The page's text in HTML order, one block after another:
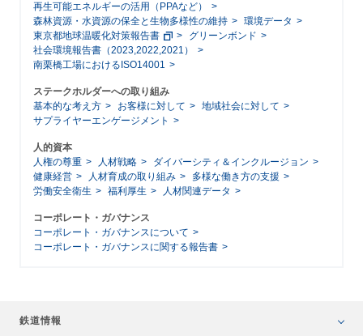
再生可能エネルギーの活用（PPAなど）
森林資源・水資源の保全と生物多様性の維持
環境データ
東京都地球温暖化対策報告書
グリーンボンド
社会環境報告書（2023,2022,2021）
南栗橋工場におけるISO14001
ステークホルダーへの取り組み
基本的な考え方
お客様に対して
地域社会に対して
サプライヤーエンゲージメント
人的資本
人権の尊重
人材戦略
ダイバーシティ＆インクルージョン
健康経営
人材育成の取り組み
多様な働き方の支援
労働安全衛生
福利厚生 人材関連データ
コーポレート・ガバナンス
コーポレート・ガバナンスについて
コーポレート・ガバナンスに関する報告書
鉄道情報